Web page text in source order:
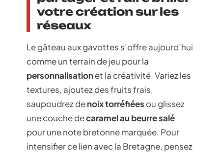
votre création sur les
réseaux
Le gâteau aux gavottes s’offre aujourd’hui
comme un terrain de jeu pour la
personnalisationet la créativité. Variez les
textures, ajoutez des fruits frais,
saupoudrez denoix torréfiées ou glissez
une couche decaramel au beurre salé
pour une note bretonne marquée. Pour
intensifier ce lien avec la Bretagne, pensez